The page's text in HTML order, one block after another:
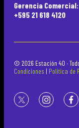
Gerencia Comercial:
+595 21 618 4120
© 2026 Estación 40 ·
Condiciones | Política de
twitter instagram